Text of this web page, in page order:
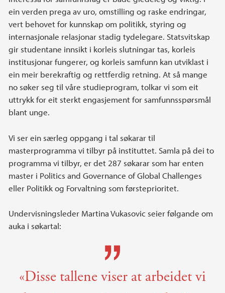
ein verden prega av uro, omstilling og raske endringar,
vert behovet for kunnskap om politikk, styring og
internasjonale relasjonar stadig tydelegare. Statsvitskap
gir studentane innsikt i korleis slutningar tas, korleis
institusjonar fungerer, og korleis samfunn kan utviklast i
ein meir berekraftig og rettferdig retning. At så mange
no søker seg til våre studieprogram, tolkar vi som eit
uttrykk for eit sterkt engasjement for samfunnsspørsmål
blant unge.
Vi ser ein særleg oppgang i tal søkarar til
masterprogramma vi tilbyr på instituttet. Samla på dei to
programma vi tilbyr, er det 287 søkarar som har enten
master i Politics and Governance of Global Challenges
eller Politikk og Forvaltning som førsteprioritet.
Undervisningsleder Martina Vukasovic seier følgande om
auka i søkartal:
«Disse tallene viser at arbeidet vi